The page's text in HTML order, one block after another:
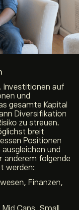
Investitionen auf
und
gesamte Kapital
Diversifikation
zu streuen.
breit
Positionen
und
anderem folgende
werden:
Finanzen,